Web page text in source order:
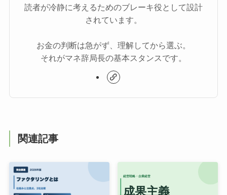
読者が冷静に考えるためのブレーキ役として設計
されています。
お金の判断は急がず、理解してから選ぶ。
それがマネ辞局長の基本スタンスです。
関連記事